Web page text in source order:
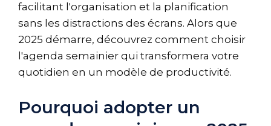
facilitant l'organisation et la planification
sans les distractions des écrans. Alors que
2025 démarre, découvrez comment choisir
l'agenda semainier qui transformera votre
quotidien en un modèle de productivité.
Pourquoi adopter un